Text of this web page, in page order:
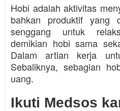
Hobi adalah aktivitas
bahkan produktif yang
senggang untuk
demikian hobi sama
Dalam artian kerja
Sebaliknya, sebagian
uang.
Ikuti Medsos